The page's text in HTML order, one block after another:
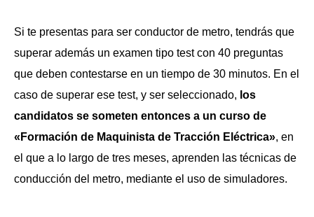
Si te presentas para ser conductor de metro, tendrás que
superar además un examen tipo test con 40 preguntas
que deben contestarse en un tiempo de 30 minutos. En el
caso de superar ese test, y ser seleccionado, los
candidatos se someten entonces a un curso de
«Formación de Maquinista de Tracción Eléctrica», en
el que a lo largo de tres meses, aprenden las técnicas de
conducción del metro, mediante el uso de simuladores.